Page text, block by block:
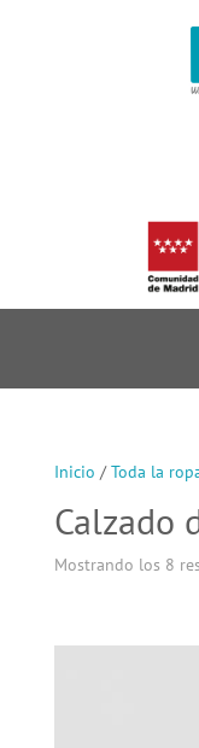
Inicio /Toda la
Calzado
Mostrando los 8